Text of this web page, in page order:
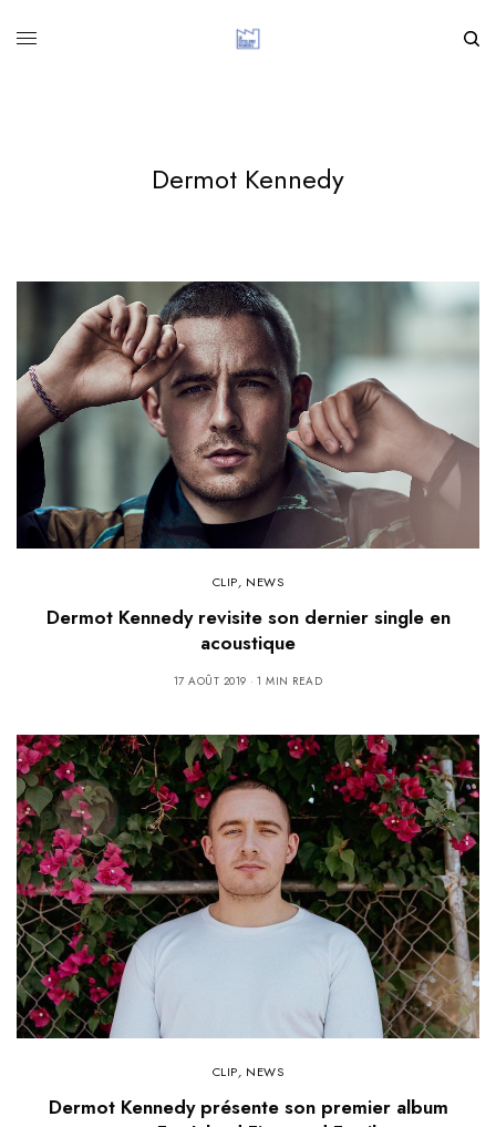
Dermot Kennedy
CLIP, NEWS
Dermot Kennedy revisite son dernier single en
acoustique
17 AOÛT 2019 1 MIN READ
CLIP, NEWS
Dermot Kennedy présente son premier album